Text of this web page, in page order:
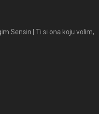
Sensin | Ti si ona koju volim,